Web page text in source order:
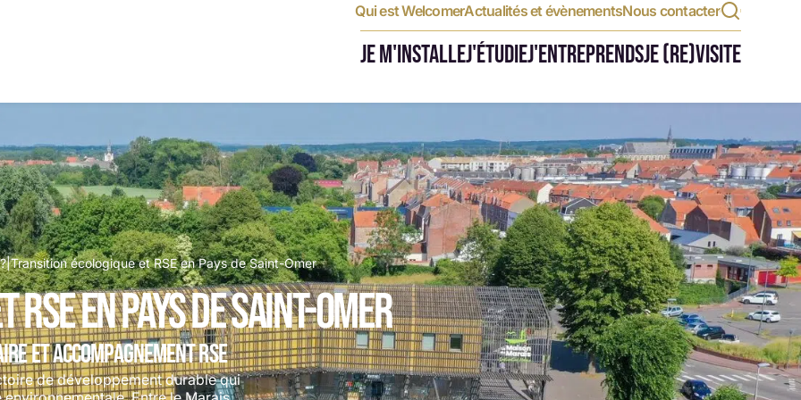
Qui est WelcomerActualités et évènementsNous contacter
JE M'INSTALLEJ'ÉTUDIEJ'ENTREPRENDSJE (RE)VISITE
|Transition écologique et RSE en Pays de Saint-Omer
en Pays de Saint-Omer
ET ACCOMPAGNEMENT RSE
de développement durable qui